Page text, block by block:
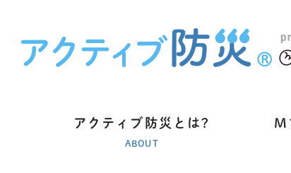
アクティブ防災とは?
ABOUT
M